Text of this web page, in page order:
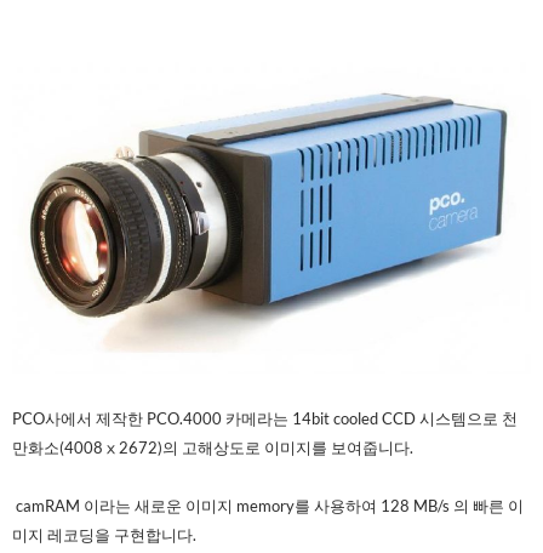
PCO사에서 제작한 PCO.4000 카메라는 14bit cooled CCD 시스템으로 천
만화소(4008 ⅹ 2672)의 고해상도로 이미지를 보여줍니다.
camRAM 이라는 새로운 이미지 memory를 사용하여 128 MB/s 의 빠른 이
미지 레코딩을 구현합니다.